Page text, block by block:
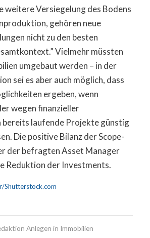
weitere Versiegelung des Bodens
gehören neue
nicht zu den besten
Vielmehr müssten
umgebaut werden – in der
sei es aber auch möglich, dass
ergeben, wenn
wegen finanzieller
bereits laufende Projekte günstig
Die positive Bilanz der Scope-
der befragten Asset Manager
Reduktion der Investments.
Shutterstock.com
Anlegen in Immobilien